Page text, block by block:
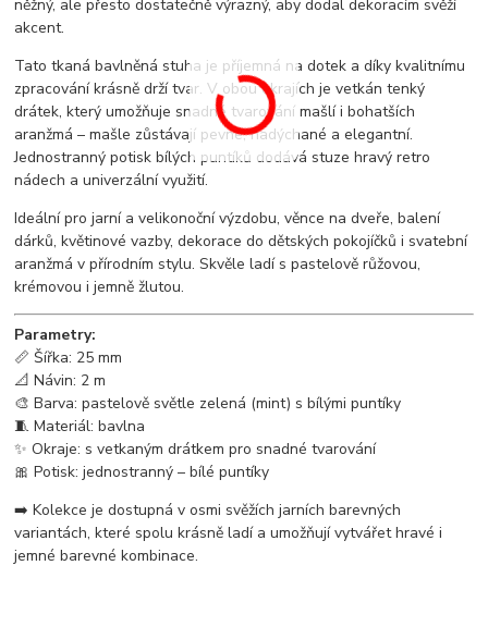
něžný, ale přesto dostatečně výrazný, aby dodal dekoracím svěží
akcent.
Tato tkaná bavlněná stuha je příjemná na dotek a díky kvalitnímu
zpracování krásně drží tvar. V obou okrajích je vetkán tenký
drátek, který umožňuje snadné tvarování mašlí i bohatších
aranžmá – mašle zůstávají pevné, nadýchané a elegantní.
Jednostranný potisk bílých puntíků dodává stuze hravý retro
nádech a univerzální využití.
Ideální pro jarní a velikonoční výzdobu, věnce na dveře, balení
dárků, květinové vazby, dekorace do dětských pokojíčků i svatební
aranžmá v přírodním stylu. Skvěle ladí s pastelově růžovou,
krémovou i jemně žlutou.
Parametry:
📏 Šířka: 25 mm
📐 Návin: 2 m
🎨 Barva: pastelově světle zelená (mint) s bílými puntíky
🧵 Materiál: bavlna
✨ Okraje: s vetkaným drátkem pro snadné tvarování
🎀 Potisk: jednostranný – bílé puntíky
➡️ Kolekce je dostupná v osmi svěžích jarních barevných
variantách, které spolu krásně ladí a umožňují vytvářet hravé i
jemné barevné kombinace.